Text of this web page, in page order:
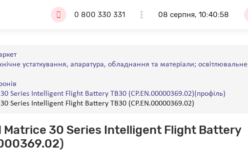
0 800 330 331 08 серпня, 10:40:58
устаткування, апаратура, обладнання та матеріали; освітлювальне
Series Intelligent Flight Battery TB30 (CP.EN.00000369.02)(профіль)
Series Intelligent Flight Battery TB30 (CP.EN.00000369.02)
Matrice 30 Series Intelligent Flight Battery